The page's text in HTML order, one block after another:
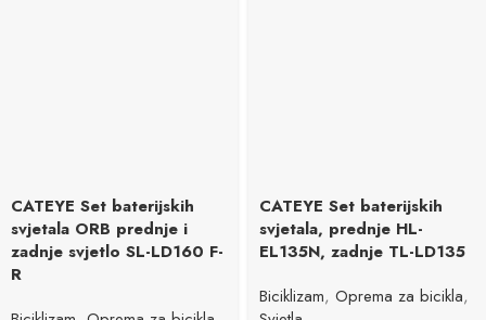
CATEYE Set baterijskih
svjetala ORB prednje i
zadnje svjetlo SL-LD160 F-
R
CATEYE Set baterijskih
svjetala, prednje HL-
EL135N, zadnje TL-LD135
Biciklizam, Oprema za bicikla,